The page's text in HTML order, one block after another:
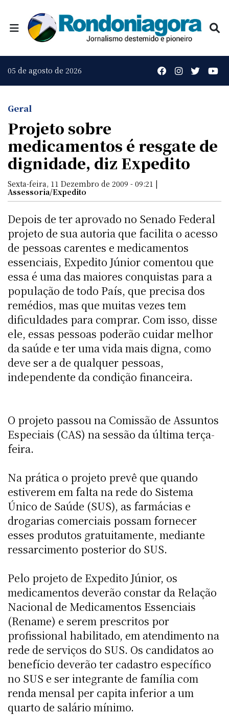
05 de agosto de 2026
Geral
Projeto sobre
medicamentos é resgate de
dignidade, diz Expedito
Sexta-feira, 11 Dezembro de 2009 - 09:21 |
Assessoria/Expedito
Depois de ter aprovado no Senado Federal
projeto de sua autoria que facilita o acesso
de pessoas carentes e medicamentos
essenciais, Expedito Júnior comentou que
essa é uma das maiores conquistas para a
população de todo País, que precisa dos
remédios, mas que muitas vezes tem
dificuldades para comprar. Com isso, disse
ele, essas pessoas poderão cuidar melhor
da saúde e ter uma vida mais digna, como
deve ser a de qualquer pessoas,
independente da condição financeira.
O projeto passou na Comissão de Assuntos
Especiais (CAS) na sessão da última terça-
feira.
Na prática o projeto prevê que quando
estiverem em falta na rede do Sistema
Único de Saúde (SUS), as farmácias e
drogarias comerciais possam fornecer
esses produtos gratuitamente, mediante
ressarcimento posterior do SUS.
Pelo projeto de Expedito Júnior, os
medicamentos deverão constar da Relação
Nacional de Medicamentos Essenciais
(Rename) e serem prescritos por
profissional habilitado, em atendimento na
rede de serviços do SUS. Os candidatos ao
benefício deverão ter cadastro específico
no SUS e ser integrante de família com
renda mensal per capita inferior a um
quarto de salário mínimo.